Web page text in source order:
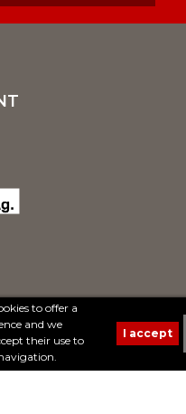
to offer a
and we
their use to
Liberté. Tous droits
sites Internet | ProduWeb